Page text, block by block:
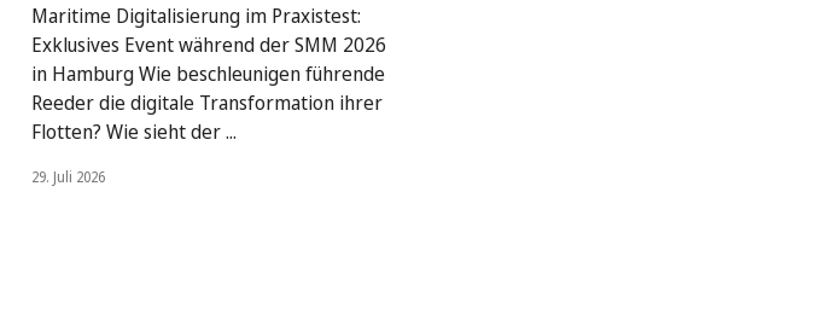
Maritime Digitalisierung im Praxistest:
Exklusives Event während der SMM 2026
in Hamburg Wie beschleunigen führende
Reeder die digitale Transformation ihrer
Flotten? Wie sieht der ...
29. Juli 2026